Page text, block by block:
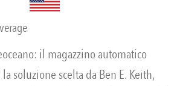
il magazzino automatico
soluzione scelta da Ben E. Keith,